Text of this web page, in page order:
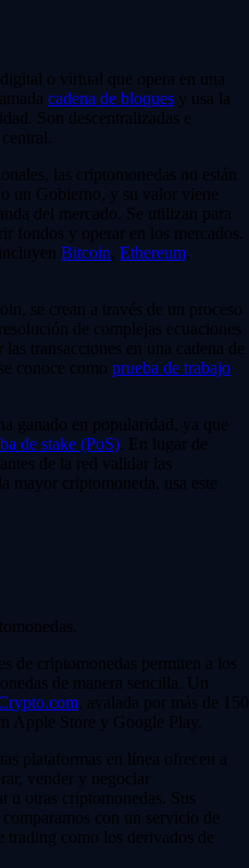
o virtual que opera en una
cadena de bloques y usa la
Son descentralizadas e
las criptomonedas no están
un Gobierno, y su valor viene
del mercado. Se utilizan para
fondos y operar en los mercados.
Bitcoin Ethereum
se crean a través de un proceso
de complejas ecuaciones
transacciones en una cadena de
conoce como prueba de trabajo
ganado en popularidad, ya que
de stake (PoS) . En lugar de
de la red validar las
mayor criptomoneda, usa este
de criptomonedas permiten a los
de manera sencilla. Un
, avalada por más de 150
Apple Store y Google Play.
plataformas en línea ofrecen a
vender y negociar
u otras criptomonedas. Sus
con un servicio de
trading como los derivados de